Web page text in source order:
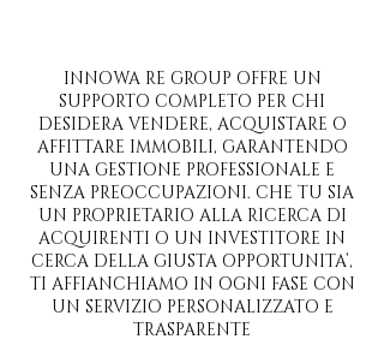
INNOWA RE GROUP OFFRE UN
SUPPORTO COMPLETO PER CHI
DESIDERA VENDERE, ACQUISTARE O
AFFITTARE IMMOBILI, GARANTENDO
UNA GESTIONE PROFESSIONALE E
SENZA PREOCCUPAZIONI. CHE TU SIA
UN PROPRIETARIO ALLA RICERCA DI
ACQUIRENTI O UN INVESTITORE IN
CERCA DELLA GIUSTA OPPORTUNITA’,
TI AFFIANCHIAMO IN OGNI FASE CON
UN SERVIZIO PERSONALIZZATO E
TRASPARENTE